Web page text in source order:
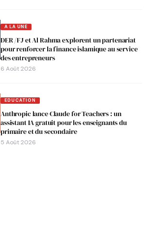
A LA UNE
DER /FJ et Al Rahma explorent un partenariat
pour renforcer la finance islamique au service
des entrepreneurs
6 Août 2026
EDUCATION
Anthropic lance Claude for Teachers : un
assistant IA gratuit pour les enseignants du
primaire et du secondaire
5 Août 2026